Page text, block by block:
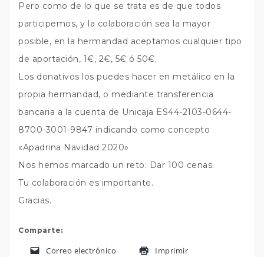
Pero como de lo que se trata es de que todos
participemos, y la colaboración sea la mayor
posible, en la hermandad aceptamos cualquier tipo
de aportación, 1€, 2€, 5€ ó 50€.
Los donativos los puedes hacer en metálico en la
propia hermandad, o mediante transferencia
bancaria a la cuenta de Unicaja ES44-2103-0644-
8700-3001-9847 indicando como concepto
«Apadrina Navidad 2020»
Nos hemos marcado un reto: Dar 100 cenas.
Tu colaboración es importante.
Gracias.
Comparte:
Correo electrónico Imprimir